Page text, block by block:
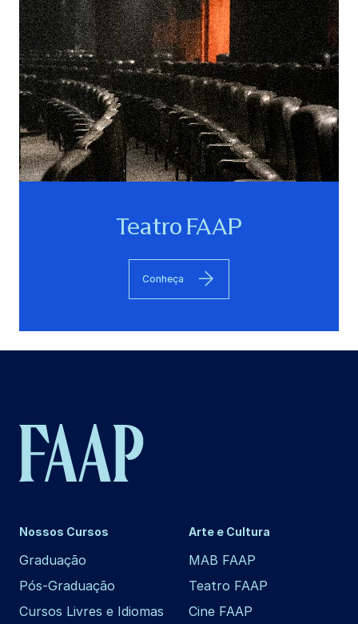
Teatro FAAP
Conheça
Nossos Cursos
Graduação
Pós-Graduação
Cursos Livres e Idiomas
Arte e Cultura
MAB FAAP
Teatro FAAP
Cine FAAP